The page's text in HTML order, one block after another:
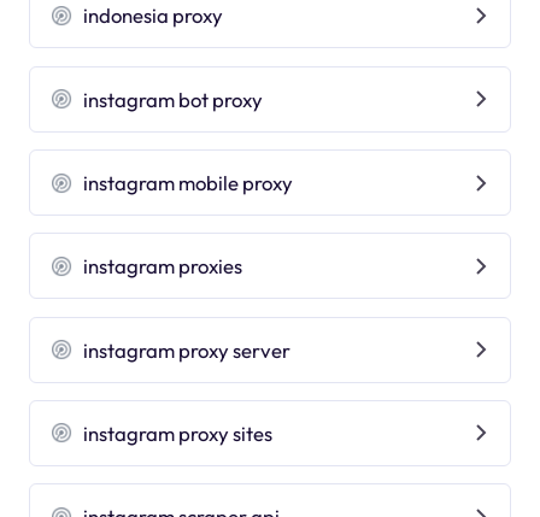
indonesia proxy
instagram bot proxy
instagram mobile proxy
instagram proxies
instagram proxy server
instagram proxy sites